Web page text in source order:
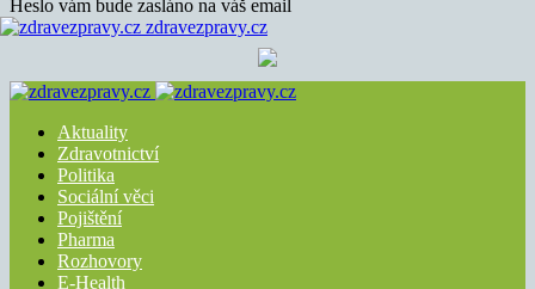
Heslo vám bude zasláno na váš email
zdravezpravy.cz
Aktuality
Zdravotnictví
Politika
Sociální věci
Pojištění
Pharma
Rozhovory
E-Health